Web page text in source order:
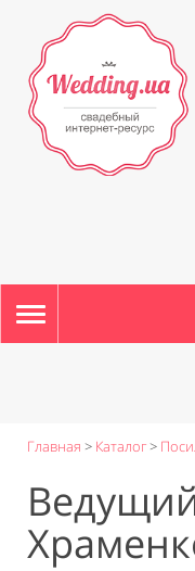
TOGGLE
NAVIGATION
Главная > Каталог>